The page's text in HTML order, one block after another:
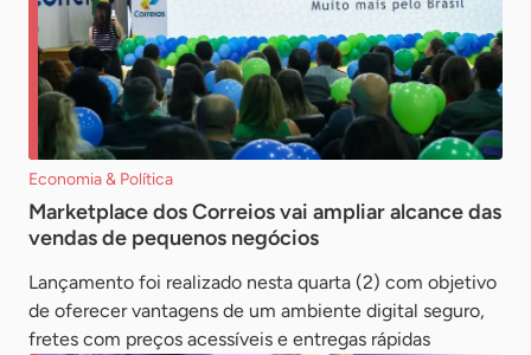
Economia & Política
Marketplace dos Correios vai ampliar alcance das
vendas de pequenos negócios
Lançamento foi realizado nesta quarta (2) com objetivo
de oferecer vantagens de um ambiente digital seguro,
fretes com preços acessíveis e entregas rápidas